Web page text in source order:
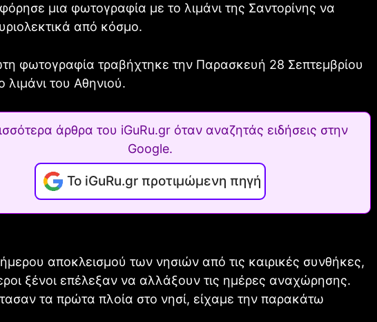
μια φωτογραφία με το λιμάνι της Σαντορίνης να
από κόσμο.
φωτογραφία τραβήχτηκε την Παρασκευή 28 Σεπτεμβρίου
λιμάνι του Αθηνιού.
άρθρα του iGuRu.gr όταν αναζητάς ειδήσεις στην
Google.
Το iGuRu.gr προτιμώμενη πηγή
αποκλεισμού των νησιών από τις καιρικές συνθήκες,
ξένοι επέλεξαν να αλλάξουν τις ημέρες αναχώρησης.
τα πρώτα πλοία στο νησί, είχαμε την παρακάτω